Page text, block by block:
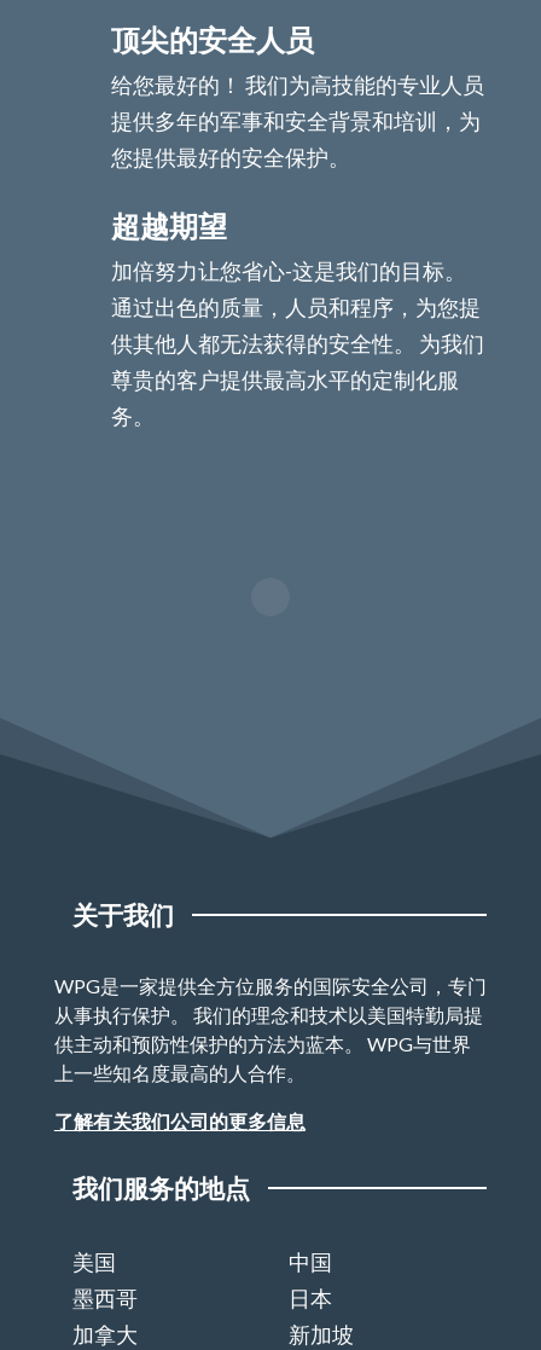
顶尖的安全人员
给您最好的！ 我们为高技能的专业人员
提供多年的军事和安全背景和培训，为
您提供最好的安全保护。
超越期望
加倍努力让您省心-这是我们的目标。
通过出色的质量，人员和程序，为您提
供其他人都无法获得的安全性。 为我们
尊贵的客户提供最高水平的定制化服
务。
关于我们
WPG是一家提供全方位服务的国际安全公司，专门
从事执行保护。 我们的理念和技术以美国特勤局提
供主动和预防性保护的方法为蓝本。 WPG与世界
上一些知名度最高的人合作。
了解有关我们公司的更多信息
我们服务的地点
美国
中国
墨西哥
日本
加拿大
新加坡